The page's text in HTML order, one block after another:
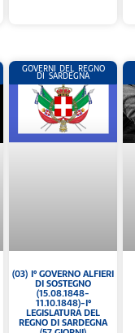
GOVERNI DEL REGNO
DI SARDEGNA
(03) I° GOVERNO ALFIERI
DI SOSTEGNO
(15.08.1848-
11.10.1848)-I°
LEGISLATURA DEL
REGNO DI SARDEGNA